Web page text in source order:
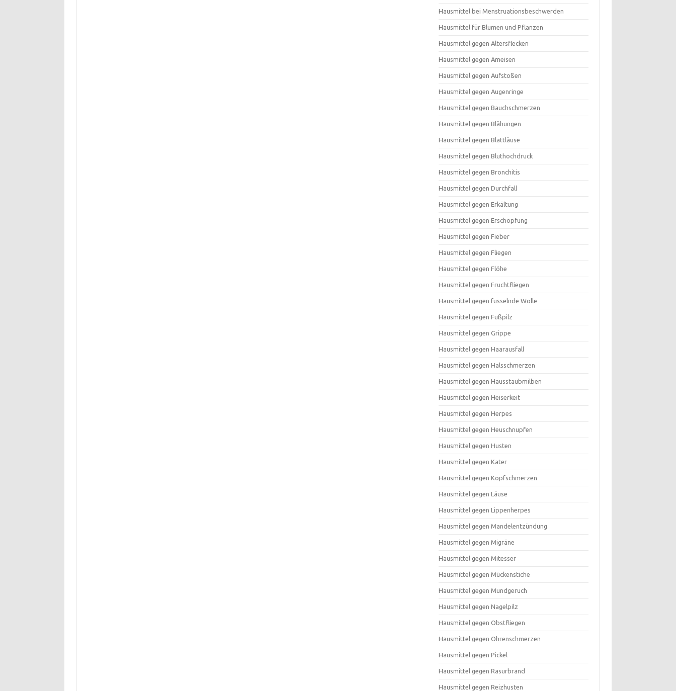
Hausmittel bei Menstruationsbeschwerden
Hausmittel für Blumen und Pflanzen
Hausmittel gegen Altersflecken
Hausmittel gegen Ameisen
Hausmittel gegen Aufstoßen
Hausmittel gegen Augenringe
Hausmittel gegen Bauchschmerzen
Hausmittel gegen Blähungen
Hausmittel gegen Blattläuse
Hausmittel gegen Bluthochdruck
Hausmittel gegen Bronchitis
Hausmittel gegen Durchfall
Hausmittel gegen Erkältung
Hausmittel gegen Erschöpfung
Hausmittel gegen Fieber
Hausmittel gegen Fliegen
Hausmittel gegen Flöhe
Hausmittel gegen Fruchtfliegen
Hausmittel gegen fusselnde Wolle
Hausmittel gegen Fußpilz
Hausmittel gegen Grippe
Hausmittel gegen Haarausfall
Hausmittel gegen Halsschmerzen
Hausmittel gegen Hausstaubmilben
Hausmittel gegen Heiserkeit
Hausmittel gegen Herpes
Hausmittel gegen Heuschnupfen
Hausmittel gegen Husten
Hausmittel gegen Kater
Hausmittel gegen Kopfschmerzen
Hausmittel gegen Läuse
Hausmittel gegen Lippenherpes
Hausmittel gegen Mandelentzündung
Hausmittel gegen Migräne
Hausmittel gegen Mitesser
Hausmittel gegen Mückenstiche
Hausmittel gegen Mundgeruch
Hausmittel gegen Nagelpilz
Hausmittel gegen Obstfliegen
Hausmittel gegen Ohrenschmerzen
Hausmittel gegen Pickel
Hausmittel gegen Rasurbrand
Hausmittel gegen Reizhusten